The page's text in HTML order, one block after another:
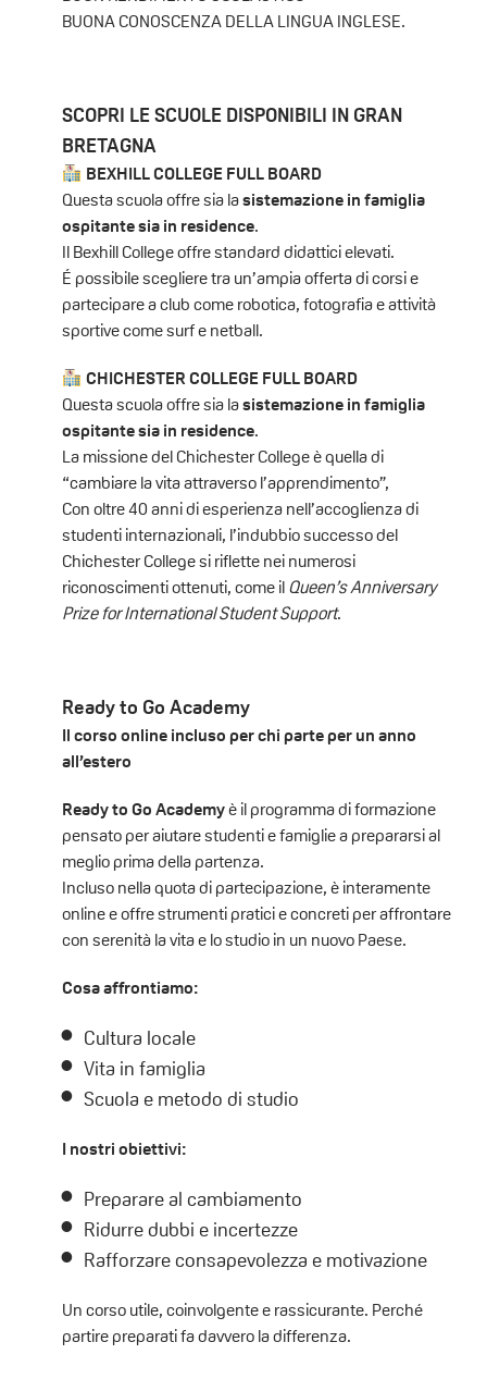
BUONA CONOSCENZA DELLA LINGUA INGLESE.
SCOPRI LE SCUOLE DISPONIBILI IN GRAN
BRETAGNA
BEXHILL COLLEGE FULL BOARD
Questa scuola offre sia lasistemazione in famiglia
ospitante sia in residence.
Il Bexhill College offre standard didattici elevati.
É possibile scegliere tra un’ampia offerta di corsi e
partecipare a club come robotica, fotografia e attività
sportive come surf e netball.
CHICHESTER COLLEGE FULL BOARD
Questa scuola offre sia lasistemazione in famiglia
ospitante sia in residence.
La missione del Chichester College è quella di
“cambiare la vita attraverso l’apprendimento”,
Con oltre 40 anni di esperienza nell’accoglienza di
studenti internazionali, l’indubbio successo del
Chichester College si riflette nei numerosi
riconoscimenti ottenuti, come ilQueen’s Anniversary
Prize for International Student Support.
Ready to Go Academy
Il corso online incluso per chi parte per un anno
all’estero
Ready to Go Academyè il programma di formazione
pensato per aiutare studenti e famiglie a prepararsi al
meglio prima della partenza.
Incluso nella quota di partecipazione, è interamente
online e offre strumenti pratici e concreti per affrontare
con serenità la vita e lo studio in un nuovo Paese.
Cosa affrontiamo:
Cultura locale
Vita in famiglia
Scuola e metodo di studio
I nostri obiettivi:
Preparare al cambiamento
Ridurre dubbi e incertezze
Rafforzare consapevolezza e motivazione
Un corso utile, coinvolgente e rassicurante. Perché
partire preparati fa davvero la differenza.